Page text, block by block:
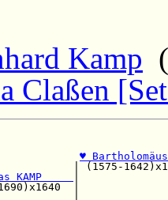
Kamp
Claßen
♥
KAMP
| (1615-